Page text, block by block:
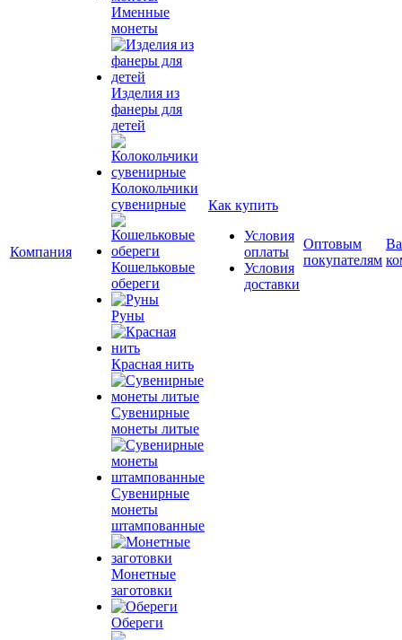
Компания
Именные
монеты
Изделия из
фанеры для
детей
Колокольчики
сувенирные
Кошельковые
обереги
Руны
Красная нить
Сувенирные
монеты литые
Сувенирные
монеты
штампованные
Монетные
заготовки
Обереги
Как купить
Условия
оплаты
Условия
доставки
Оптовым
покупателям